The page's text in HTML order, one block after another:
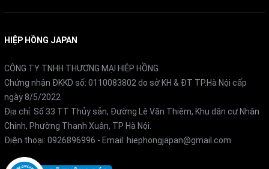
tiêu thụ điện năng, thân thiện với môi trường.
Tiêu thụ chỉ 770W khi làm lạnh và 870W khi sưởi –
đạt chuẩn năng lượng cấp I theo JIS C9612:2013 với
APF 5.8.
HIỆP HỒNG JAPAN
CÔNG TY TNHH THƯƠNG MẠI HIỆP HỒNG
Chứng nhận ĐKKD số: 0110083802 do sở KH & ĐT TP.Hà Nội cấp
ngày 8/5/2022
Địa chỉ: Số 33 TT Thủy sản, Đường Lê Văn Thiêm, Khu dân cư Nhân
Chính, Phường Thanh Xuân, TP Hà Nội.
Điện thoại: 0926896996 - Email: hiephongjapan@gmail.com